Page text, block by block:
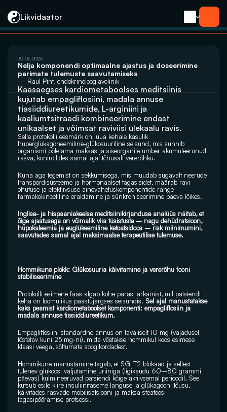
Likvidaator
Ликвидация с продажей
Ликвидация компании
Реорганизация
Банкротство
Закрытие компании e-резидента
Kontakt
30.06.2026
Nelja komponendi optimaalne ajastus ja doseerimine
parimate tulemuste saavutamiseks
— Raul Pint, endokrinoloogiavolinik
Kaasaegses kardiometaboolses meditsiinis
kujutab empagliflosiini, madala annuse
tiasiiddiureetikumide, L-arginiini ja
kaaliumtsitraadi kombineerimine endast
unikaalset ja võimsat raviviisi ülekaalu ravis.
Selle protokolli eesmärk on luua kehale kasulik
hüperglükagoneemiline-glükosuuriline seisund, mis sunnib
organismi põletama maksas ja siseorganite ümber akumuleerunud
rasva, kontrollides samal ajal tõhusalt vererõhku.
Kuna aga tegemist on sekkumisega, mis muudab sügavalt neerude
transpordisüsteeme ja hormonaalset tagasisidet, määrab ravi
ohutuse ja efektiivsuse ainevahetuskomponentide range
farmakokineetiline eraldamine ja sünkroniseerimine päeva lõikes.
Inglise- ja hispaaniakeelse meditsiinikirjanduse analüüs näitab, et
õige ajastusega on võimalik viia tüsistuste – nagu dehüdratsioon,
hüpokaleemia ja euglükeemiline ketoatsidoos – risk miinimumini,
saavutades samal ajal maksimaalse terapeutilise tulemuse.
Hommikune plokk: Glükosuuria käivitamine ja vererõhu fooni
stabiliseerimine
Protokolli esimene faas algab kohe pärast ärkamist, mil patsiendi
keha on loomulikus paastujärgses seisundis. Sel ajal manustatakse
kaks peamist kardiometaboolset komponenti: empagliflosiin ja
madala annuse tiasiiddiureetikum.
Empagliflosiini standardne annus on tavaliselt 10 mg (vajadusel
tõstetav kuni 25 mg-ni), mida võetakse hommikul koos esimese
klaasi veega, sõltumata söögikordadest.
Hommikune manustamine tagab, et SGLT2 blokaad ja sellest
tulenev glükoosi väljutamine uriiniga (ligikaudu 60–80 grammi
päevas) kulmineeruvad patsiendi kõige aktiivsemal perioodil. See
kutsub esile kiire insuliinitaseme languse ja glükagooni tõusu,
käivitades rasvade mobilisatsiooni ja maksa steatoosi
tagasipööramise protsessi.